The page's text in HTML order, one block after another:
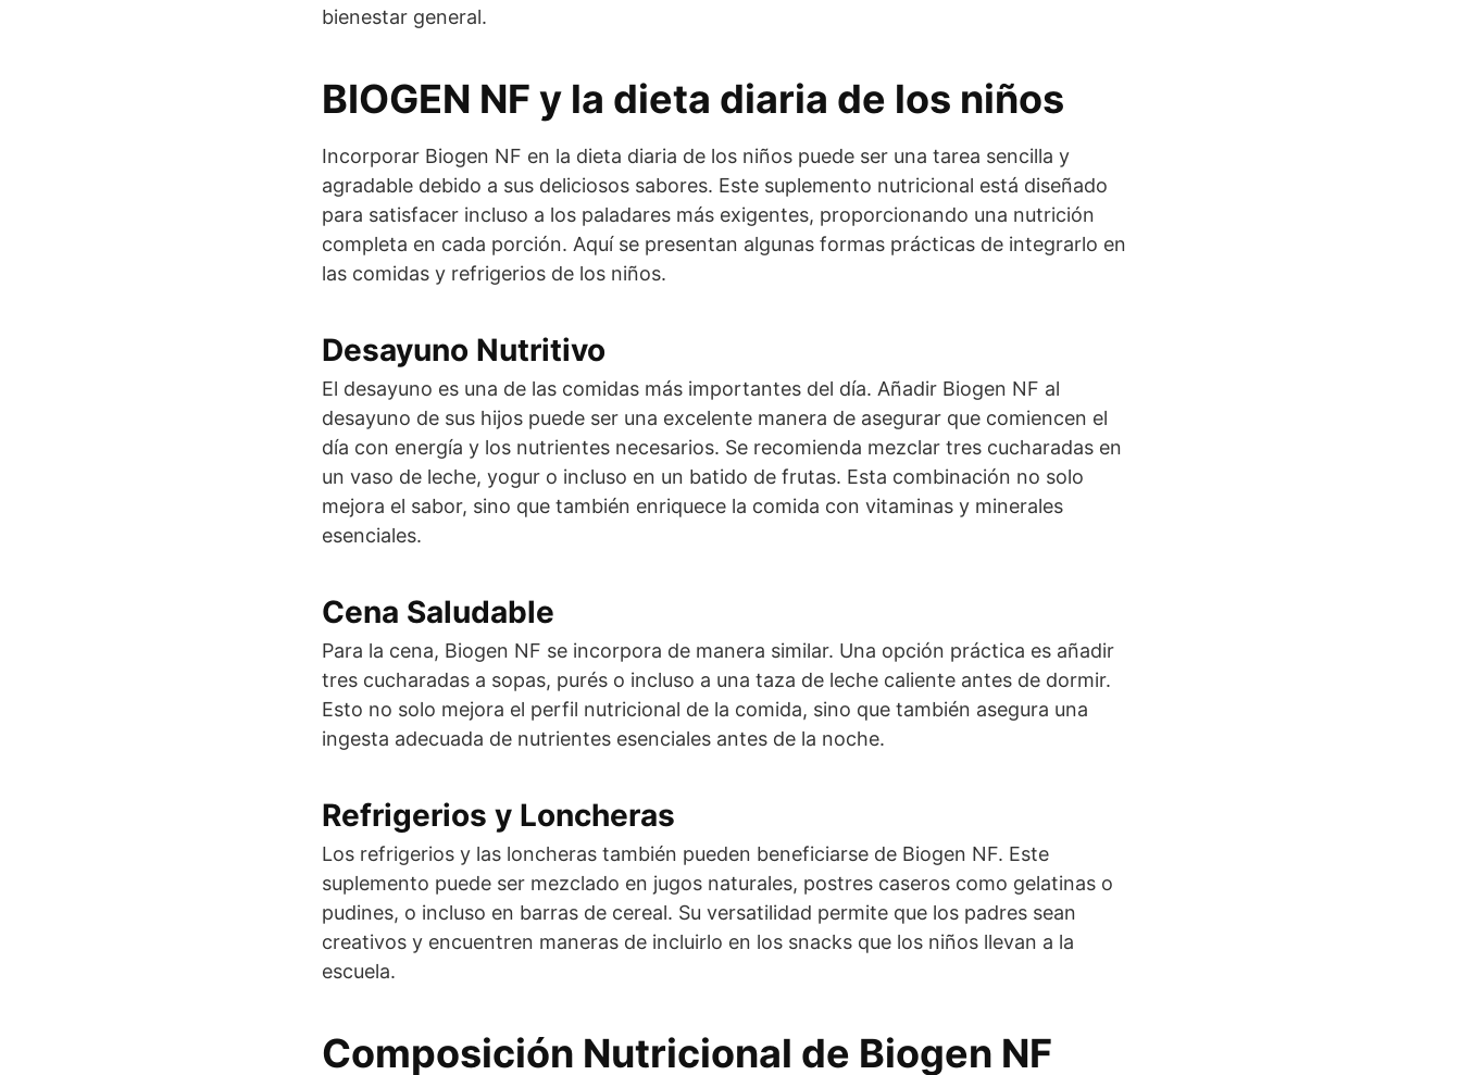
bienestar general.
BIOGEN NF y la dieta diaria de los niños
Incorporar Biogen NF en la dieta diaria de los niños puede ser una tarea sencilla y
agradable debido a sus deliciosos sabores. Este suplemento nutricional está diseñado
para satisfacer incluso a los paladares más exigentes, proporcionando una nutrición
completa en cada porción. Aquí se presentan algunas formas prácticas de integrarlo en
las comidas y refrigerios de los niños.
Desayuno Nutritivo
El desayuno es una de las comidas más importantes del día. Añadir Biogen NF al
desayuno de sus hijos puede ser una excelente manera de asegurar que comiencen el
día con energía y los nutrientes necesarios. Se recomienda mezclar tres cucharadas en
un vaso de leche, yogur o incluso en un batido de frutas. Esta combinación no solo
mejora el sabor, sino que también enriquece la comida con vitaminas y minerales
esenciales.
Cena Saludable
Para la cena, Biogen NF se incorpora de manera similar. Una opción práctica es añadir
tres cucharadas a sopas, purés o incluso a una taza de leche caliente antes de dormir.
Esto no solo mejora el perfil nutricional de la comida, sino que también asegura una
ingesta adecuada de nutrientes esenciales antes de la noche.
Refrigerios y Loncheras
Los refrigerios y las loncheras también pueden beneficiarse de Biogen NF. Este
suplemento puede ser mezclado en jugos naturales, postres caseros como gelatinas o
pudines, o incluso en barras de cereal. Su versatilidad permite que los padres sean
creativos y encuentren maneras de incluirlo en los snacks que los niños llevan a la
escuela.
Composición Nutricional de Biogen NF